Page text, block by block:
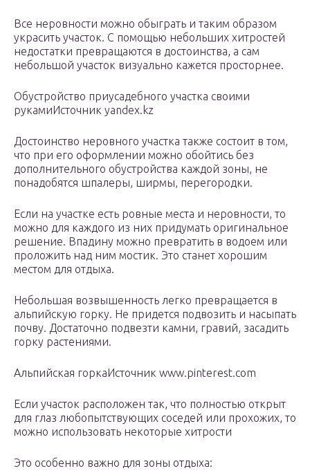
Все неровности можно обыграть и таким образом
украсить участок. С помощью небольших хитростей
недостатки превращаются в достоинства, а сам
небольшой участок визуально кажется просторнее.
Обустройство приусадебного участка своими
рукамиИсточник yandex.kz
Достоинство неровного участка также состоит в том,
что при его оформлении можно обойтись без
дополнительного обустройства каждой зоны, не
понадобятся шпалеры, ширмы, перегородки.
Если на участке есть ровные места и неровности, то
можно для каждого из них придумать оригинальное
решение. Впадину можно превратить в водоем или
проложить над ним мостик. Это станет хорошим
местом для отдыха.
Небольшая возвышенность легко превращается в
альпийскую горку. Не придется подвозить и насыпать
почву. Достаточно подвезти камни, гравий, засадить
горку растениями.
Альпийская горкаИсточник www.pinterest.com
Если участок расположен так, что полностью открыт
для глаз любопытствующих соседей или прохожих, то
можно использовать некоторые хитрости
Это особенно важно для зоны отдыха: